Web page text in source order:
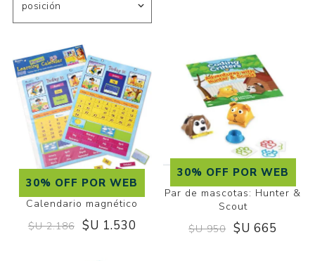
30% OFF POR WEB
Calendario magnético
$U 2.186 $U 1.530
30% OFF POR WEB
Par de mascotas: Hunter &
Scout
$U 950 $U 665